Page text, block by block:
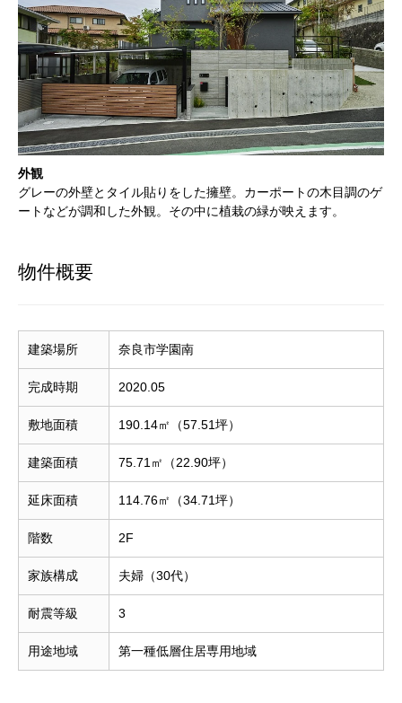
外観
グレーの外壁とタイル貼りをした擁壁。カーポートの木目調のゲ
ートなどが調和した外観。その中に植栽の緑が映えます。
物件概要
建築場所 奈良市学園南
完成時期 2020.05
敷地面積 190.14㎡（57.51坪）
建築面積 75.71㎡（22.90坪）
延床面積 114.76㎡（34.71坪）
階数 2F
家族構成 夫婦（30代）
耐震等級 3
用途地域 第一種低層住居専用地域